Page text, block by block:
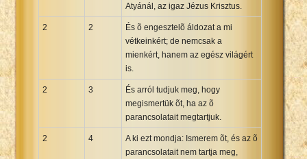
Atyánál, az igaz Jézus Krisztus.
2 2
És õ engesztelõ áldozat a mi
vétkeinkért; de nemcsak a
mienkért, hanem az egész világért
is.
2 3
És arról tudjuk meg, hogy
megismertük õt, ha az õ
parancsolatait megtartjuk.
2 4
A ki ezt mondja: Ismerem õt, és az õ
parancsolatait nem tartja meg,